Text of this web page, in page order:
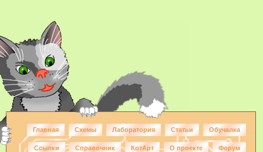
Главная Схемы Лаборатория Статьи Обучалка
Ссылки Справочник КотАрт О проекте Форум